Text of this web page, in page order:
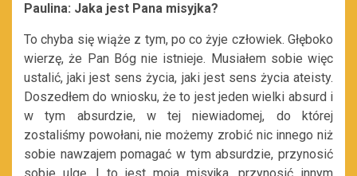
Paulina: Jaka jest Pana misyjka?
To chyba się wiąże z tym, po co żyje człowiek. Głęboko
wierzę, że Pan Bóg nie istnieje. Musiałem sobie więc
ustalić, jaki jest sens życia, jaki jest sens życia ateisty.
Doszedłem do wniosku, że to jest jeden wielki absurd i
w tym absurdzie, w tej niewiadomej, do której
zostaliśmy powołani, nie możemy zrobić nic innego niż
sobie nawzajem pomagać w tym absurdzie, przynosić